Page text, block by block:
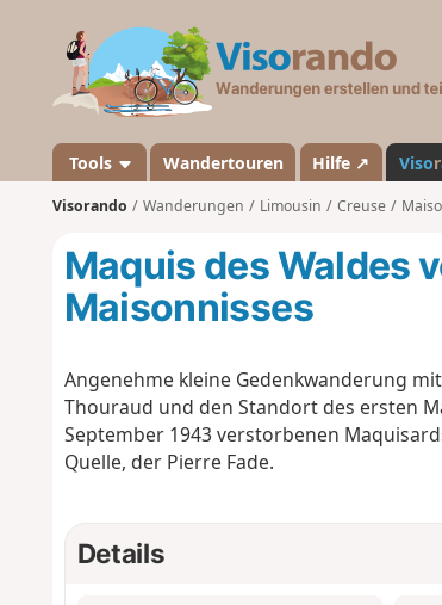
Tools Wandertouren Hilfe ↗ Viso
Visorando Wanderungen Limousin Creuse
Maquis des Waldes
Maisonnisses
Angenehme kleine Gedenkwanderung
Thouraud und den Standort des ersten
September 1943 verstorbenen
Quelle, der Pierre Fade.
Details